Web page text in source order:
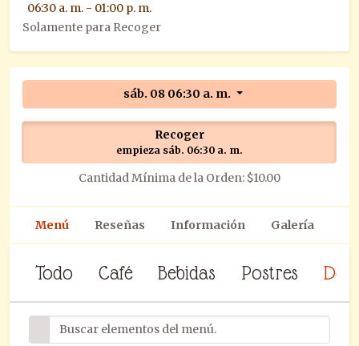
06:30 a. m. - 01:00 p. m.
Solamente para Recoger
sáb. 08 06:30 a. m.
Recoger
empieza sáb. 06:30 a. m.
Cantidad Mínima de la Orden: $10.00
Menú Reseñas Información Galería
Todo Café Bebidas Postres